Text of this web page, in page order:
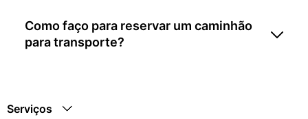
Como faço para reservar um caminhão
para transporte?
Serviços